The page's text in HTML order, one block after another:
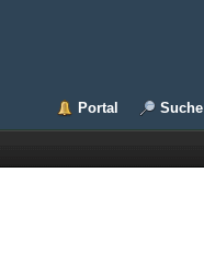
Portal Suche